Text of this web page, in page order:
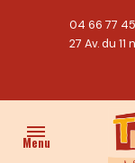
04 66 77
27 Av. du
Menu